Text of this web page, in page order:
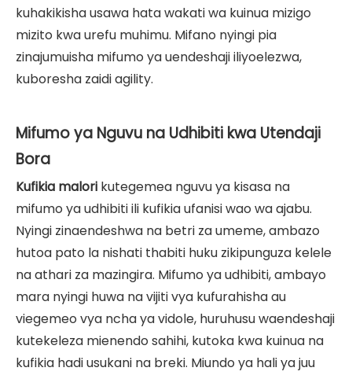
kuhakikisha usawa hata wakati wa kuinua mizigo
mizito kwa urefu muhimu. Mifano nyingi pia
zinajumuisha mifumo ya uendeshaji iliyoelezwa,
kuboresha zaidi agility.
Mifumo ya Nguvu na Udhibiti kwa Utendaji
Bora
Kufikia malori kutegemea nguvu ya kisasa na
mifumo ya udhibiti ili kufikia ufanisi wao wa ajabu.
Nyingi zinaendeshwa na betri za umeme, ambazo
hutoa pato la nishati thabiti huku zikipunguza kelele
na athari za mazingira. Mifumo ya udhibiti, ambayo
mara nyingi huwa na vijiti vya kufurahisha au
viegemeo vya ncha ya vidole, huruhusu waendeshaji
kutekeleza mienendo sahihi, kutoka kwa kuinua na
kufikia hadi usukani na breki. Miundo ya hali ya juu